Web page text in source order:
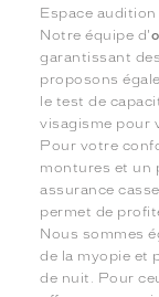
Espace
Notre équipe d'
garantissant
proposons
le test de
visagisme pour
Pour votre
montures et un
assurance
permet de
Nous sommes
de la myopie et
de nuit. Pour